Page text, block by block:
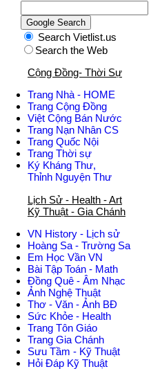
Search Vietlist.us
Search the Web
Cộng Đồng- Thời Sự
Trang Nhà - HOME
Trang Cộng Đồng
Việt Cộng Bán Nước
Trang Nạn Nhân CS
Trang Quốc Nội
Trang Thời sự
Ký Kháng Thư,
Thỉnh Nguyện Thư
Lịch Sử - Health - Art
Kỹ Thuật - Gia Chánh
VN History - Lịch sử
Hoàng Sa - Trường Sa
Em Học Vần VN
Bài Tập Toán - Math
Đồng Quê - Âm Nhạc
Ảnh Nghệ Thuật
Thơ - Văn - Ảnh BĐ
Sức Khỏe - Health
Trang Tôn Giáo
Trang Gia Chánh
Sưu Tầm - Kỹ Thuật
Hỏi Đáp Kỹ Thuật